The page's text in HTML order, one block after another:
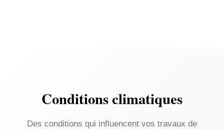
Conditions climatiques
Des conditions qui influencent vos travaux de